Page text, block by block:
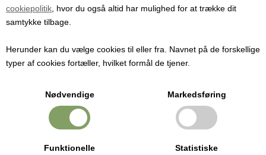
cookiepolitik , hvor du også altid har mulighed for at trække dit
samtykke tilbage.
Herunder kan du vælge cookies til eller fra. Navnet på de forskellige
typer af cookies fortæller, hvilket formål de tjener.
Nødvendige Markedsføring
Funktionelle Statistiske
honningpressere eller til filtrering af saft og supper.
Ostelærredet anbefales som pressesæk i 2 og 5 liters
honningpressere og forhindrer kontakt mellem voks og metal under
Fleksibelt og holdbart bomuldsklæde
Kanterne er ikke overlocket, men lærredet trævler kun minimalt –